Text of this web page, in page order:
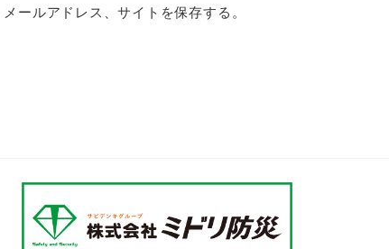
ールアドレス、サイトを保存する。